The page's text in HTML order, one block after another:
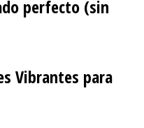
perfecto (sin
Vibrantes para